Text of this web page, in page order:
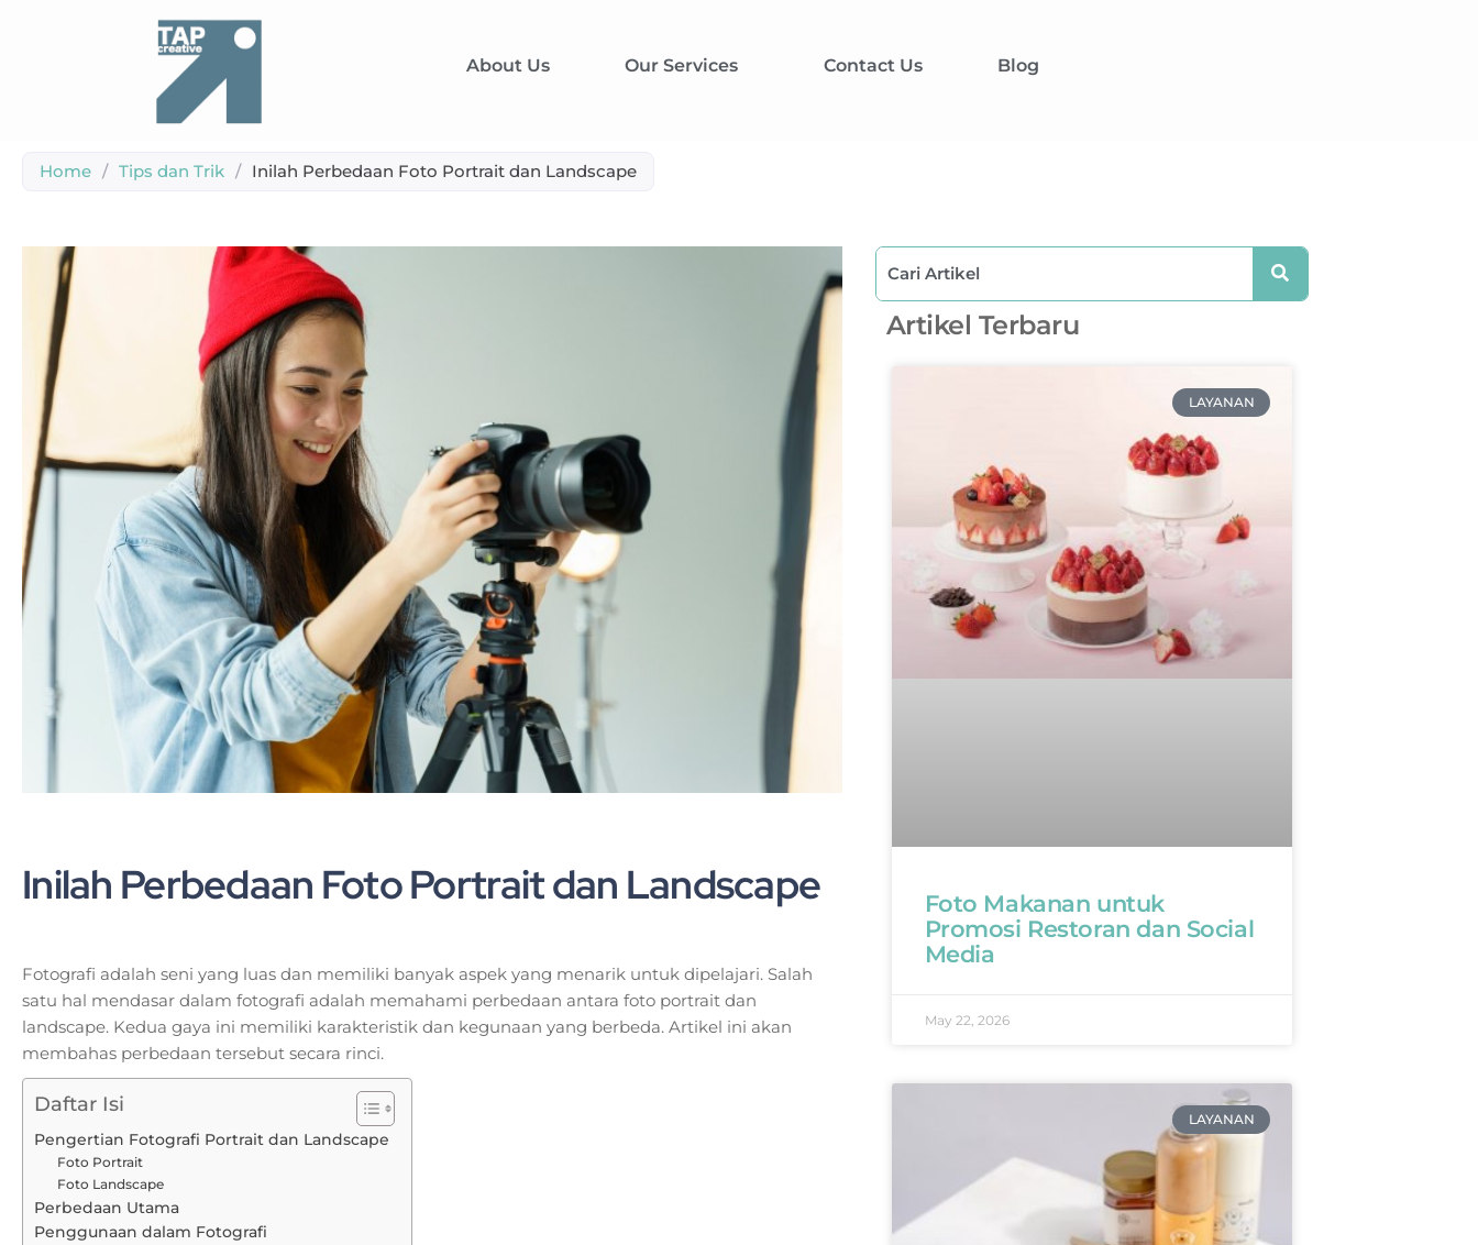
About Us Our Services Contact Us Blog
Home / Tips dan Trik / Inilah Perbedaan Foto Portrait dan Landscape
Inilah Perbedaan Foto Portrait dan Landscape
Fotografi adalah seni yang luas dan memiliki banyak aspek yang menarik untuk dipelajari. Salah
satu hal mendasar dalam fotografi adalah memahami perbedaan antara foto portrait dan
landscape. Kedua gaya ini memiliki karakteristik dan kegunaan yang berbeda. Artikel ini akan
membahas perbedaan tersebut secara rinci.
Daftar Isi
Pengertian Fotografi Portrait dan Landscape
Foto Portrait
Foto Landscape
Perbedaan Utama
Penggunaan dalam Fotografi
Artikel Terbaru
LAYANAN
Foto Makanan untuk
Promosi Restoran dan Social
Media
May 22, 2026
LAYANAN